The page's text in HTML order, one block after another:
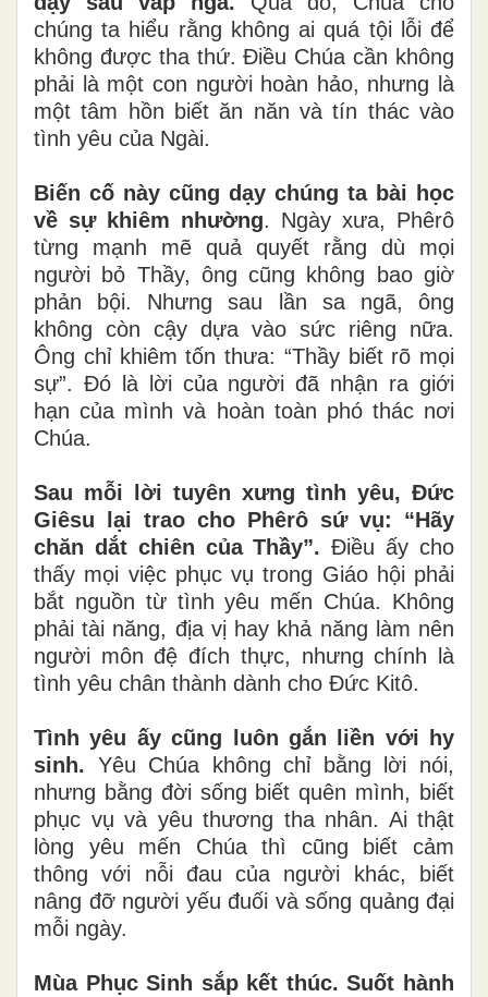
chúng ta hiểu rằng không ai quá tội lỗi để
không được tha thứ. Điều Chúa cần không
phải là một con người hoàn hảo, nhưng là
một tâm hồn biết ăn năn và tín thác vào
tình yêu của Ngài.
Biến cố này cũng dạy chúng ta bài học
về sự khiêm nhường. Ngày xưa, Phêrô
từng mạnh mẽ quả quyết rằng dù mọi
người bỏ Thầy, ông cũng không bao giờ
phản bội. Nhưng sau lần sa ngã, ông
không còn cậy dựa vào sức riêng nữa.
Ông chỉ khiêm tốn thưa: “Thầy biết rõ mọi
sự”. Đó là lời của người đã nhận ra giới
hạn của mình và hoàn toàn phó thác nơi
Chúa.
Sau mỗi lời tuyên xưng tình yêu, Đức
Giêsu lại trao cho Phêrô sứ vụ: “Hãy
chăn dắt chiên của Thầy”. Điều ấy cho
thấy mọi việc phục vụ trong Giáo hội phải
bắt nguồn từ tình yêu mến Chúa. Không
phải tài năng, địa vị hay khả năng làm nên
người môn đệ đích thực, nhưng chính là
tình yêu chân thành dành cho Đức Kitô.
Tình yêu ấy cũng luôn gắn liền với hy
sinh. Yêu Chúa không chỉ bằng lời nói,
nhưng bằng đời sống biết quên mình, biết
phục vụ và yêu thương tha nhân. Ai thật
lòng yêu mến Chúa thì cũng biết cảm
thông với nỗi đau của người khác, biết
nâng đỡ người yếu đuối và sống quảng đại
mỗi ngày.
Mùa Phục Sinh sắp kết thúc. Suốt hành